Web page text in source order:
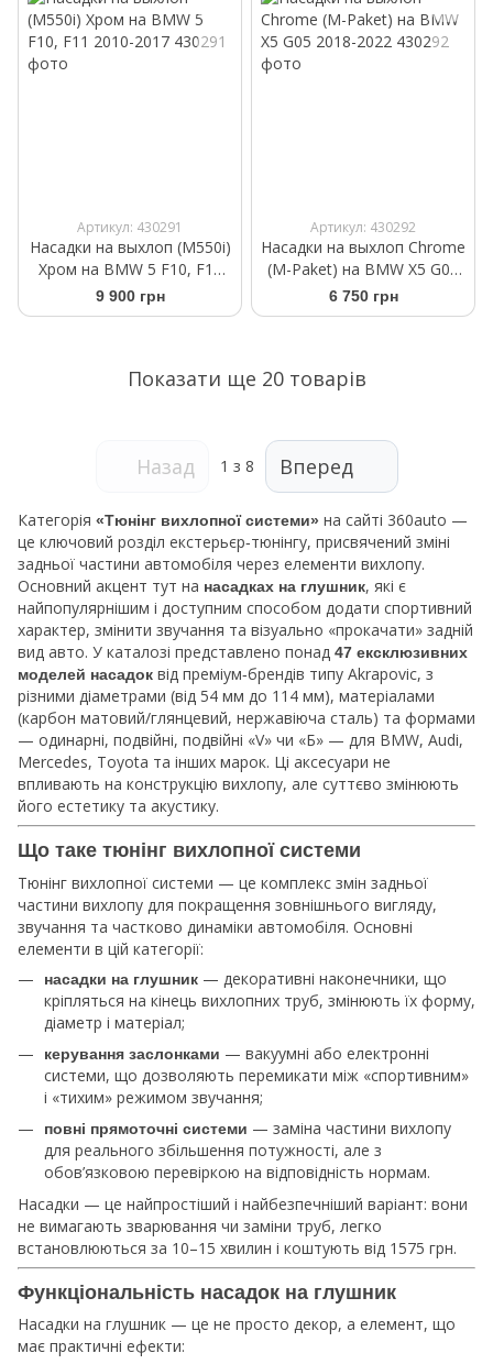
Артикул: 430291
Насадки на выхлоп (M550i)
Хром на BMW 5 F10, F11
2010-2017
9 900 грн
Артикул: 430292
Насадки на выхлоп Chrome
(M-Paket) на BMW X5 G05
2018-2022
6 750 грн
Показати ще 20 товарів
Назад 1 з 8 Вперед
Категорія «Тюнінг вихлопної системи» на сайті 360auto —
це ключовий розділ екстерьєр‑тюнінгу, присвячений зміні
задньої частини автомобіля через елементи вихлопу.
Основний акцент тут на насадках на глушник, які є
найпопулярнішим і доступним способом додати спортивний
характер, змінити звучання та візуально «прокачати» задній
вид авто. У каталозі представлено понад 47 ексклюзивних
моделей насадок від преміум‑брендів типу Akrapovic, з
різними діаметрами (від 54 мм до 114 мм), матеріалами
(карбон матовий/глянцевий, нержавіюча сталь) та формами
— одинарні, подвійні, подвійні «V» чи «Б» — для BMW, Audi,
Mercedes, Toyota та інших марок. Ці аксесуари не
впливають на конструкцію вихлопу, але суттєво змінюють
його естетику та акустику.
Що таке тюнінг вихлопної системи
Тюнінг вихлопної системи — це комплекс змін задньої
частини вихлопу для покращення зовнішнього вигляду,
звучання та частково динаміки автомобіля. Основні
елементи в цій категорії:
насадки на глушник — декоративні наконечники, що
кріпляться на кінець вихлопних труб, змінюють їх форму,
діаметр і матеріал;
керування заслонками — вакуумні або електронні
системи, що дозволяють перемикати між «спортивним»
і «тихим» режимом звучання;
повні прямоточні системи — заміна частини вихлопу
для реального збільшення потужності, але з
обов’язковою перевіркою на відповідність нормам.
Насадки — це найпростіший і найбезпечніший варіант: вони
не вимагають зварювання чи заміни труб, легко
встановлюються за 10–15 хвилин і коштують від 1575 грн.
Функціональність насадок на глушник
Насадки на глушник — це не просто декор, а елемент, що
має практичні ефекти: